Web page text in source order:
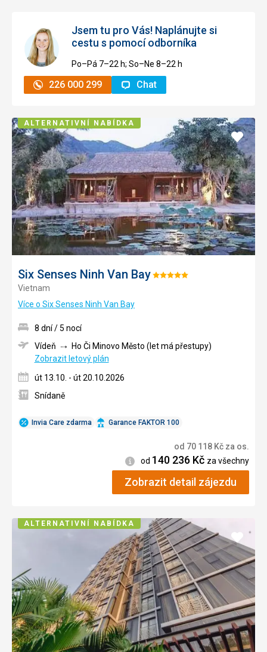
Jsem tu pro Vás! Naplánujte si
cestu s pomocí odborníka
Po–Pá 7–⁠⁠⁠⁠⁠⁠22 h; So–Ne 8–⁠⁠⁠⁠⁠⁠22 h
226 000 299 Chat
Six Senses Ninh Van BayHodnocení:
Vietnam
Více o Six Senses Ninh Van Bay
Přidat
do
Invia Care zdarma Garance FAKTOR 100
8 dní / 5 nocí
Vídeň
Ho Či Minovo Město (let má přestupy)
Zobrazit letový plán
út 13.10. - út 20.10.2026
Snídaně
od 70 118 Kč za os.
Informace
od 140 236 Kč za všechny
Zobrazit detail zájezdu
ALTERNATIVNÍ NABÍDKA
Přidat
do
ALTERNATIVNÍ NABÍDKA